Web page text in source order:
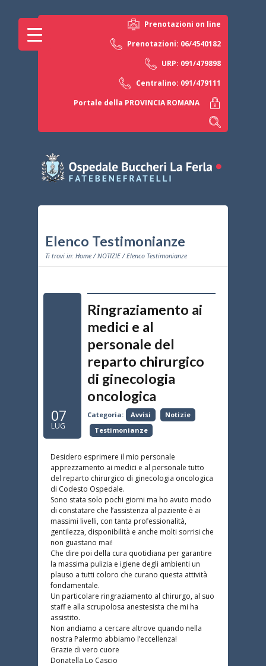
Prenotazioni on line
Prenotazioni: 06/4540182
URP: 091/479898
Centralino: 091/479111
Portale della PROVINCIA ROMANA
Elenco Testimonianze
Ti trovi in: Home /NOTIZIE / Elenco Testimonianze
07
LUG
Ringraziamento ai
medici e al
personale del
reparto chirurgico
di ginecologia
oncologica
Categoria: Avvisi
Notizie
Testimonianze
Desidero esprimere il mio personale
apprezzamento ai medici e al personale tutto
del reparto chirurgico di ginecologia oncologica
di Codesto Ospedale.
Sono stata solo pochi giorni ma ho avuto modo
di constatare che l’assistenza al paziente è ai
massimi livelli, con tanta professionalità,
gentilezza, disponibilità e anche molti sorrisi che
non guastano mai!
Che dire poi della cura quotidiana per garantire
la massima pulizia e igiene degli ambienti un
plauso a tutti coloro che curano questa attività
fondamentale.
Un particolare ringraziamento al chirurgo, al suo
staff e alla scrupolosa anestesista che mi ha
assistito.
Non andiamo a cercare altrove quando nella
nostra Palermo abbiamo l’eccellenza!
Grazie di vero cuore
Donatella Lo Cascio